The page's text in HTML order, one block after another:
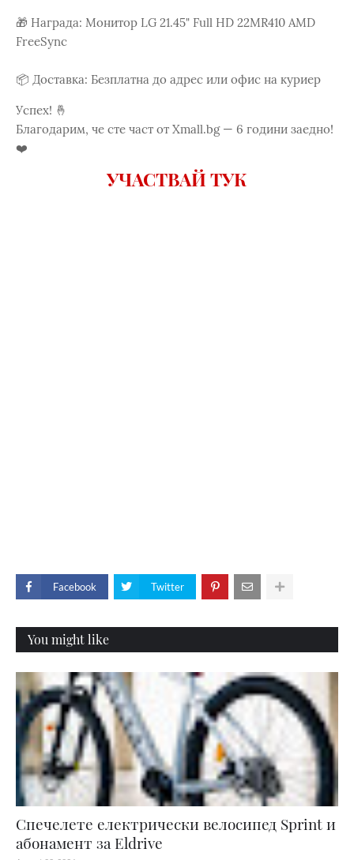
🎁 Награда: Монитор LG 21.45" Full HD 22MR410 AMD
FreeSync
📦 Доставка: Безплатна до адрес или офис на куриер
Успех! 🤞
Благодарим, че сте част от Xmall.bg — 6 години заедно!
❤️
УЧАСТВАЙ ТУК
Facebook Twitter
You might like
Спечелете електрически велосипед Sprint и
абонамент за Eldrive